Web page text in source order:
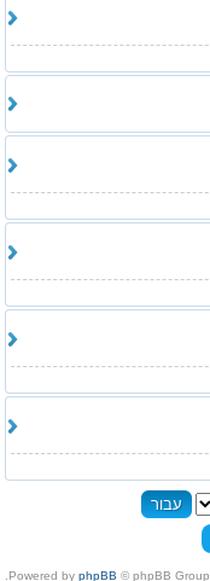
Powered by phpBB © phpBB Group.